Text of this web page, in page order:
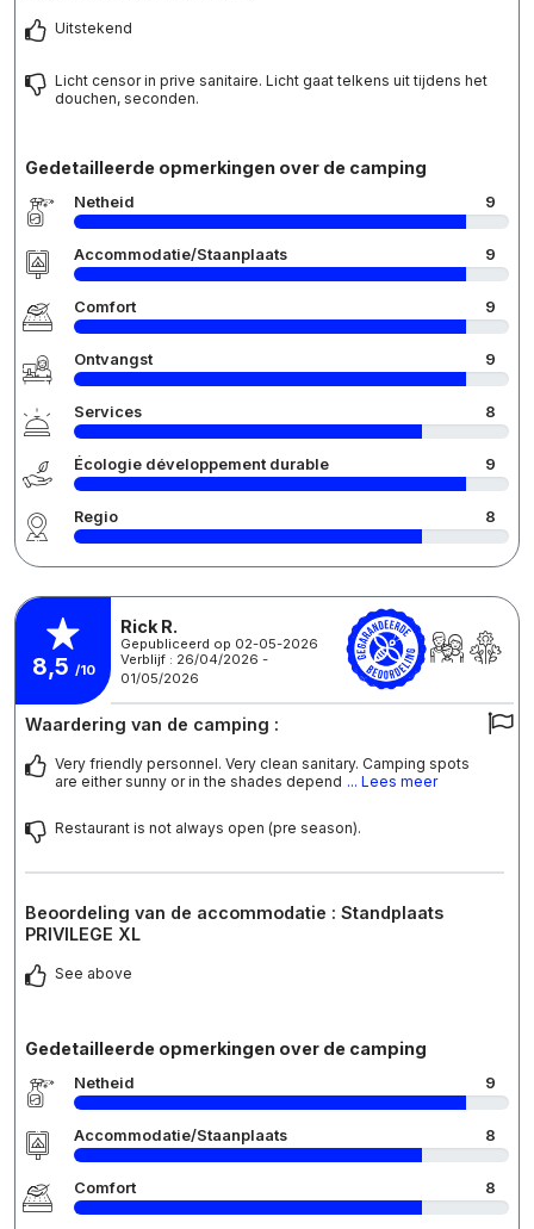
Uitstekend
Licht censor in prive sanitaire. Licht gaat telkens uit tijdens het
douchen, seconden.
Gedetailleerde opmerkingen over de camping
Netheid 9
Accommodatie/Staanplaats 9
Comfort 9
Ontvangst 9
Services 8
Écologie développement durable 9
Regio 8
8,5 /10
Rick R.
Gepubliceerd op 02-05-2026
Verblijf : 26/04/2026 -
01/05/2026
Waardering van de camping :
Very friendly personnel. Very clean sanitary. Camping spots
are either sunny or in the shades depend ... Lees meer
Restaurant is not always open (pre season).
Beoordeling van de accommodatie : Standplaats
PRIVILEGE XL
See above
Gedetailleerde opmerkingen over de camping
Netheid 9
Accommodatie/Staanplaats 8
Comfort 8